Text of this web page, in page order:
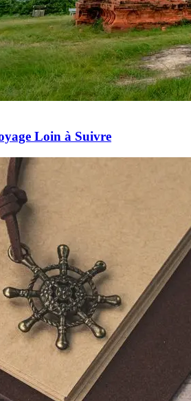
Loin à Suivre